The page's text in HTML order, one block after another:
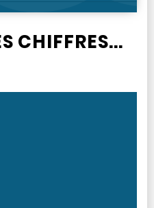
CHIFFRES...